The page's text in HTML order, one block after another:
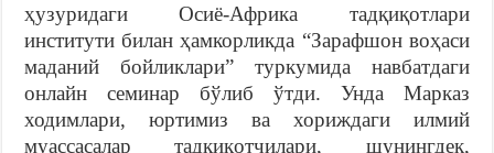
ҳузуридаги Осиё-Африка тадқиқотлари
институти билан ҳамкорликда “Зарафшон воҳаси
маданий бойликлари” туркумида навбатдаги
онлайн семинар бўлиб ўтди. Унда Марказ
ходимлари, юртимиз ва хориждаги илмий
муассасалар тадқиқотчилари, шунингдек,